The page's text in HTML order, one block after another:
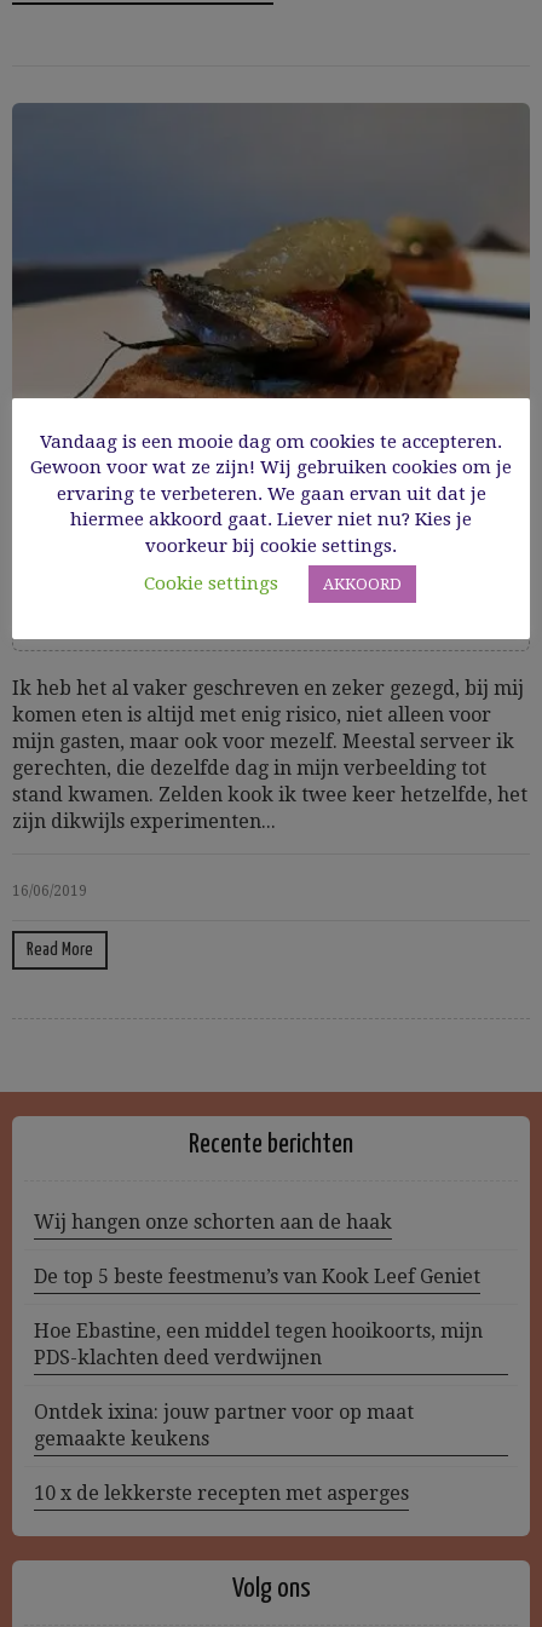
Crostini met gegrilde sardientjes
Cooking Time: 20
Ik heb het al vaker geschreven en zeker gezegd, bij mij
komen eten is altijd met enig risico, niet alleen voor
mijn gasten, maar ook voor mezelf. Meestal serveer ik
gerechten, die dezelfde dag in mijn verbeelding tot
stand kwamen. Zelden kook ik twee keer hetzelfde, het
zijn dikwijls experimenten...
16/06/2019
Read More
Recente berichten
Wij hangen onze schorten aan de haak
De top 5 beste feestmenu’s van Kook Leef Geniet
Hoe Ebastine, een middel tegen hooikoorts, mijn
PDS-klachten deed verdwijnen
Ontdek ixina: jouw partner voor op maat
gemaakte keukens
10 x de lekkerste recepten met asperges
Volg ons
Vandaag is een mooie dag om cookies te accepteren.
Gewoon voor wat ze zijn! Wij gebruiken cookies om je
ervaring te verbeteren. We gaan ervan uit dat je
hiermee akkoord gaat. Liever niet nu? Kies je
voorkeur bij cookie settings.
Cookie settings
AKKOORD